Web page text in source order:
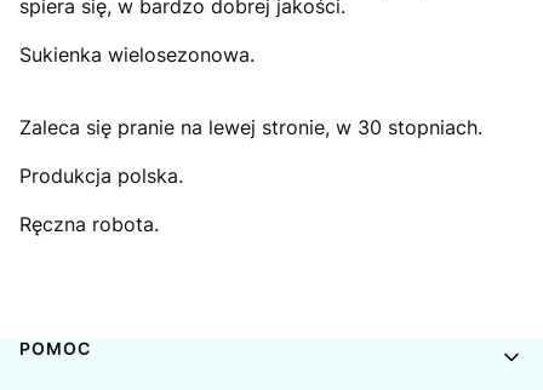
spiera się, w bardzo dobrej jakości.
Sukienka wielosezonowa.
Zaleca się pranie na lewej stronie, w 30 stopniach.
Produkcja polska.
Ręczna robota.
Linki w stopce
POMOC